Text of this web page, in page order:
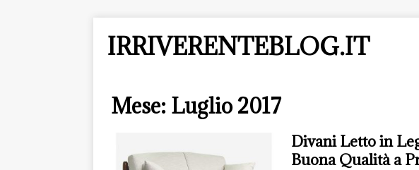
IRRIVERENTEBLOG.IT
Mese: Luglio 2017
Divani Letto in
Buona Qualità a